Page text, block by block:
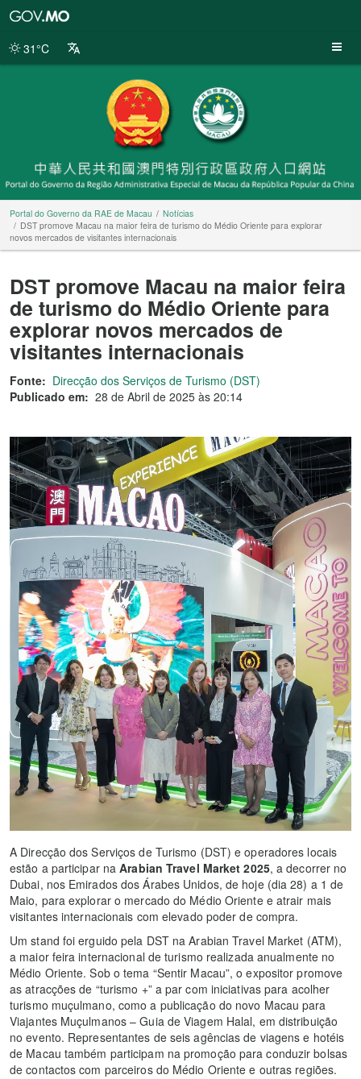
da
31°C
Portal do Governo da RAE de Macau
Notícias
DST promove Macau na maior feira de turismo do Médio Oriente para explorar
novos mercados de visitantes internacionais
DST promove Macau na maior feira
de turismo do Médio Oriente para
explorar novos mercados de
visitantes internacionais
Fonte: Direcção dos Serviços de Turismo (DST)
Publicado em: 28 de Abril de 2025 às 20:14
A Direcção dos Serviços de Turismo (DST) e operadores locais
estão a participar naArabian Travel Market 2025, a decorrer no
Dubai, nos Emirados dos Árabes Unidos, de hoje (dia 28) a 1 de
Maio, para explorar o mercado do Médio Oriente e atrair mais
visitantes internacionais com elevado poder de compra.
Um stand foi erguido pela DST na Arabian Travel Market (ATM),
a maior feira internacional de turismo realizada anualmente no
Médio Oriente. Sob o tema “Sentir Macau”, o expositor promove
as atracções de “turismo +” a par com iniciativas para acolher
turismo muçulmano, como a publicação do novo Macau para
Viajantes Muçulmanos – Guia de Viagem Halal, em distribuição
no evento. Representantes de seis agências de viagens e hotéis
de Macau também participam na promoção para conduzir bolsas
de contactos com parceiros do Médio Oriente e outras regiões.